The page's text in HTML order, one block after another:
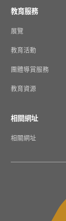
教育服務
展覽
教育活動
團體導賞服務
教育資源
相關網址
相關網址